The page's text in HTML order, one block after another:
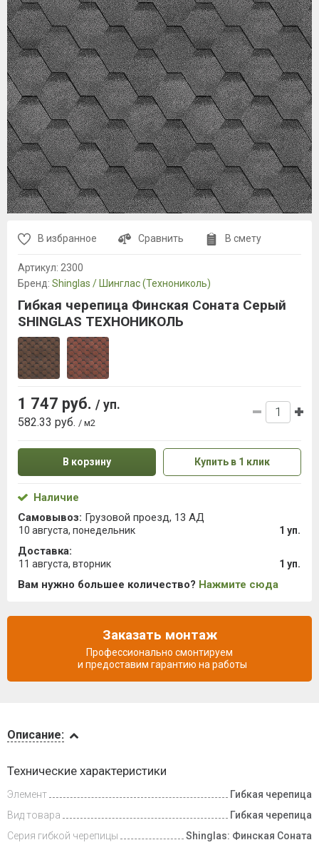
Видеообзоры
Доставка
Описание:
Технические характеристики
Элемент
Гибкая черепица
Вид товара
Гибкая черепица
Серия гибкой черепицы
Shinglas: Финская Соната
В избранное Сравнить В смету
Артикул: 2300
Бренд: Shinglas / Шинглас (Технониколь)
Гибкая черепица Финская Соната Серый
SHINGLAS ТЕХНОНИКОЛЬ
1 747 руб. / уп.
582.33 руб. / м2
В корзину Купить в 1 клик
Наличие
Самовывоз: Грузовой проезд, 13 АД
10 августа, понедельник 1 уп.
Доставка:
11 августа, вторник 1 уп.
Вам нужно большее количество? Нажмите сюда
Заказать монтаж
Профессионально смонтируем
и предоставим гарантию на работы